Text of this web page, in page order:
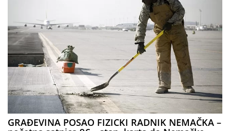
GRAĐEVINA POSAO FIZICKI RADNIK NEMAČKA –